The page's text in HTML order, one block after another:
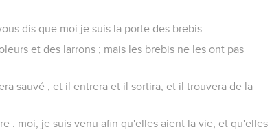
dis que moi je suis la porte des brebis.
et des larrons ; mais les brebis ne les ont pas
sauvé ; et il entrera et il sortira, et il trouvera de la
: moi, je suis venu afin qu'elles aient la vie, et qu'elles